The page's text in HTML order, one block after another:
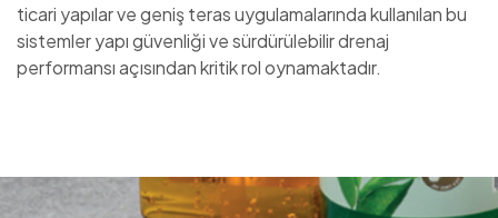
ticari yapılar ve geniş teras uygulamalarında kullanılan bu
sistemler yapı güvenliği ve sürdürülebilir drenaj
performansı açısından kritik rol oynamaktadır.